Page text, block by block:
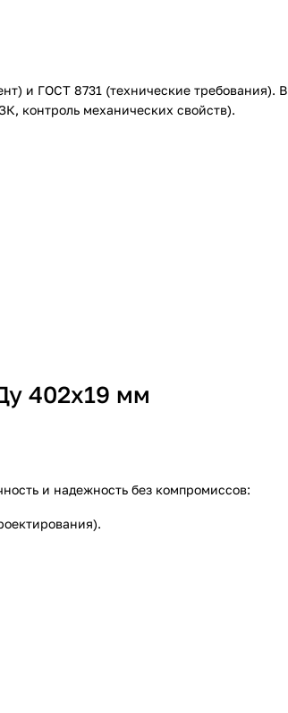
и ГОСТ 8731 (технические требования). В
контроль механических свойств).
402х19 мм
и надежность без компромиссов: